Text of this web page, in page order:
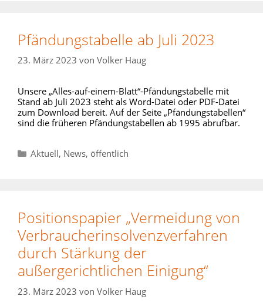
Pfändungstabelle ab Juli 2023
23. März 2023 von Volker Haug
Unsere „Alles-auf-einem-Blatt“-Pfändungstabelle mit
Stand ab Juli 2023 steht als Word-Datei oder PDF-Datei
zum Download bereit. Auf der Seite „Pfändungstabellen“
sind die früheren Pfändungstabellen ab 1995 abrufbar.
Kategorien
Aktuell, News, öffentlich
Positionspapier „Vermeidung von
Verbraucherinsolvenzverfahren
durch Stärkung der
außergerichtlichen Einigung“
23. März 2023 von Volker Haug